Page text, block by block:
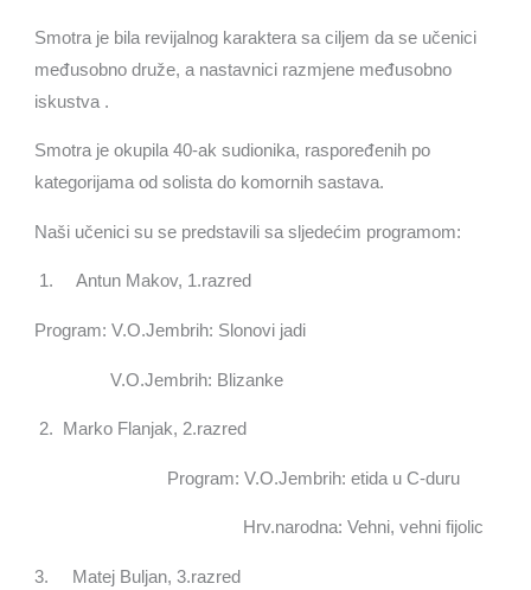
Smotra je bila revijalnog karaktera sa ciljem da se učenici
međusobno druže, a nastavnici razmjene međusobno
iskustva .
Smotra je okupila 40-ak sudionika, raspoređenih po
kategorijama od solista do komornih sastava.
Naši učenici su se predstavili sa sljedećim programom:
1. Antun Makov, 1.razred
Program: V.O.Jembrih: Slonovi jadi
V.O.Jembrih: Blizanke
2. Marko Flanjak, 2.razred
Program: V.O.Jembrih: etida u C-duru
Hrv.narodna: Vehni, vehni fijolic
3. Matej Buljan, 3.razred